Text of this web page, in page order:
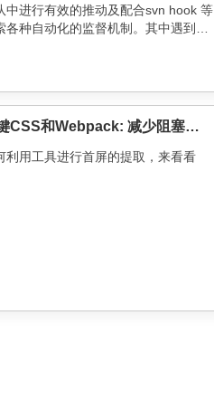
中进行有效的推动及配合svn hook 等
各种自动化的监督机制。其中遇到的
关键CSS和Webpack: 减少阻塞渲染的CSS的自动化解决方案
利用工具进行首屏的提取，来看看